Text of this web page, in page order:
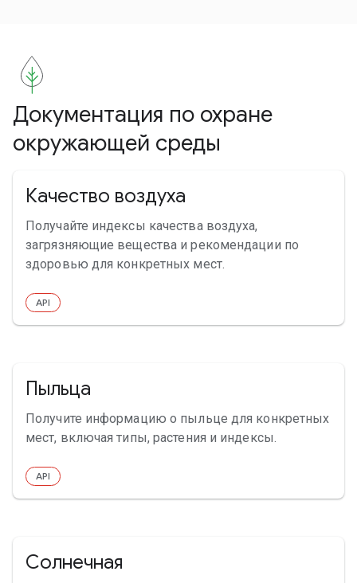
Документация по охране
окружающей среды
Качество воздуха
Получайте индексы качества воздуха,
загрязняющие вещества и рекомендации по
здоровью для конкретных мест.
API
Пыльца
Получите информацию о пыльце для конкретных
мест, включая типы, растения и индексы.
API
Солнечная